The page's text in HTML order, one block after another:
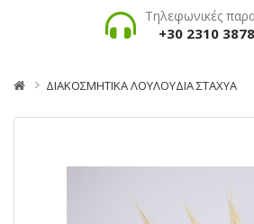
Τηλεφωνικές
+30 2310
ΔΙΑΚΟΣΜΗΤΙΚΑ ΛΟΥΛΟΥΔΙΑ ΣΤΑΧΥΑ